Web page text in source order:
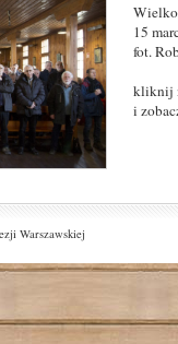
15
fot.
kliknij
i
Warszawskiej